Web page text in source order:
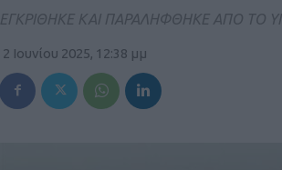
ΕΓΚΡΙΘΗΚΕ ΚΑΙ ΠΑΡΑΛΗΦΘΗΚΕ ΑΠΟ ΤΟ
2 Ιουνίου 2025, 12:38 μμ